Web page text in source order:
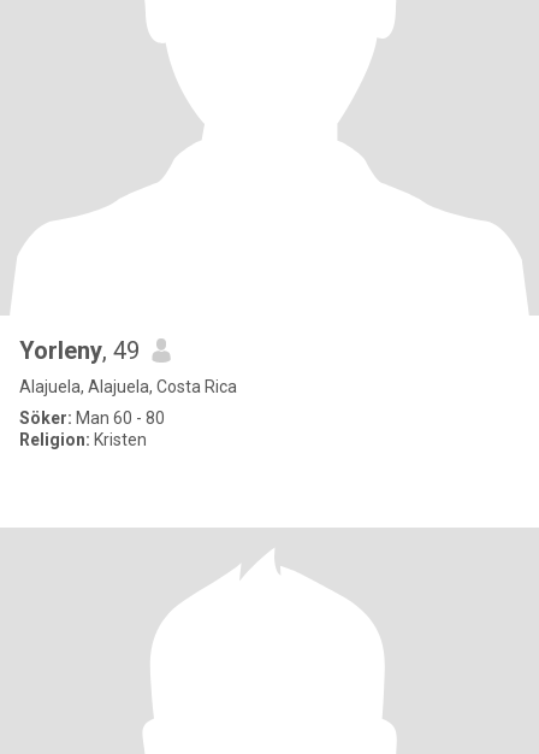
Yorleny, 49
Alajuela, Alajuela, Costa Rica
Söker: Man 60 - 80
Religion: Kristen